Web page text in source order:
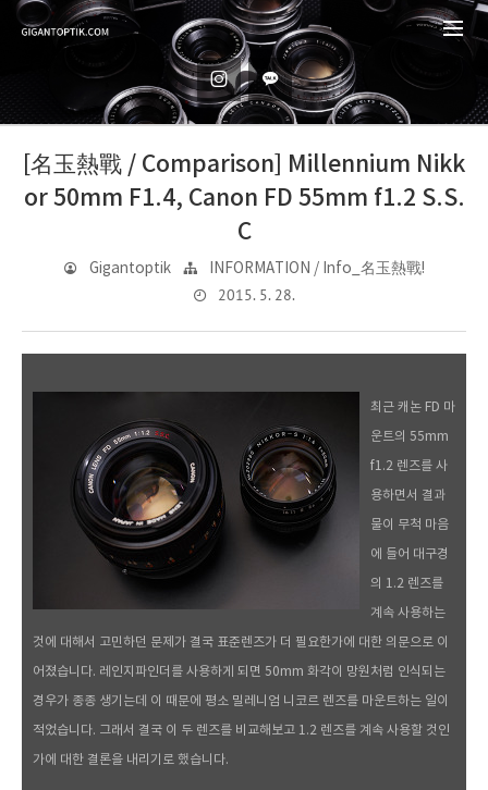
[名玉熱戰 / Comparison] Millennium Nikk
or 50mm F1.4, Canon FD 55mm f1.2 S.S.
C
Gigantoptik INFORMATION / Info_名玉熱戰!
2015. 5. 28.
최근 캐논 FD 마
운트의 55mm
f1.2 렌즈를 사
용하면서 결과
물이 무척 마음
에 들어 대구경
의 1.2 렌즈를
계속 사용하는
것에 대해서 고민하던 문제가 결국 표준렌즈가 더 필요한가에 대한 의문으로 이
어졌습니다. 레인지파인더를 사용하게 되면 50mm 화각이 망원처럼 인식되는
경우가 종종 생기는데 이 때문에 평소 밀레니엄 니코르 렌즈를 마운트하는 일이
적었습니다. 그래서 결국 이 두 렌즈를 비교해보고 1.2 렌즈를 계속 사용할 것인
가에 대한 결론을 내리기로 했습니다.